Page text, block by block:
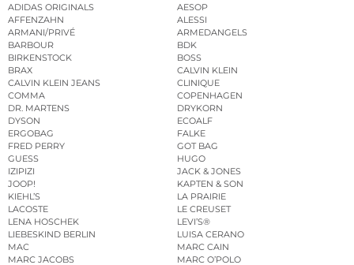
ADIDAS ORIGINALS
AESOP
AFFENZAHN
ALESSI
ARMANI/PRIVÉ
ARMEDANGELS
BARBOUR
BDK
BIRKENSTOCK
BOSS
BRAX
CALVIN KLEIN
CALVIN KLEIN JEANS
CLINIQUE
COMMA
COPENHAGEN
DR. MARTENS
DRYKORN
DYSON
ECOALF
ERGOBAG
FALKE
FRED PERRY
GOT BAG
GUESS
HUGO
IZIPIZI
JACK & JONES
JOOP!
KAPTEN & SON
KIEHL’S
LA PRAIRIE
LACOSTE
LE CREUSET
LENA HOSCHEK
LEVI’S®
LIEBESKIND BERLIN
LUISA CERANO
MAC
MARC CAIN
MARC JACOBS
MARC O’POLO